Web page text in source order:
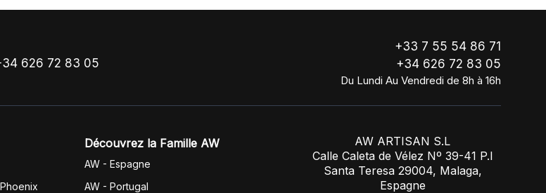
626 72 83 05
+33 7 55 54 86 71
+34 626 72 83 05
Du Lundi Au Vendredi de 8h à 16h
Découvrez la Famille AW
AW - Espagne
AW - Portugal
AW ARTISAN S.L
Calle Caleta de Vélez Nº 39-41 P.I
Santa Teresa 29004, Malaga,
Espagne